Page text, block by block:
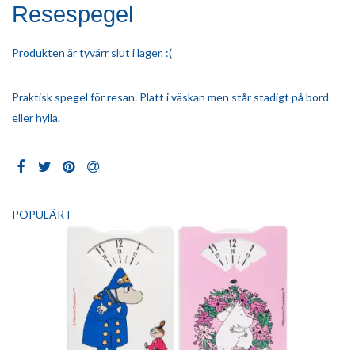
Resespegel
Produkten är tyvärr slut i lager. :(
Praktisk spegel för resan. Platt i väskan men står stadigt på bord
eller hylla.
POPULÄRT